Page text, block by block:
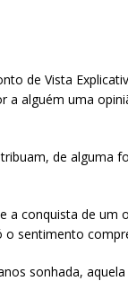
de Vista
a alguém uma
de alguma
a conquista de um
o sentimento
sonhada,